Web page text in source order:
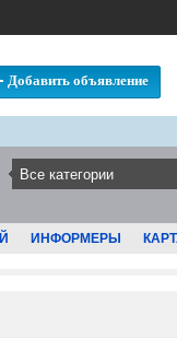
Добавить объявление
ИНФОРМЕРЫ